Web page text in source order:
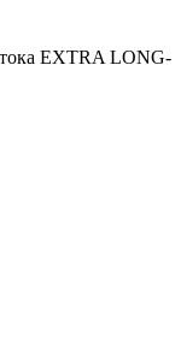
EXTRA LONG-